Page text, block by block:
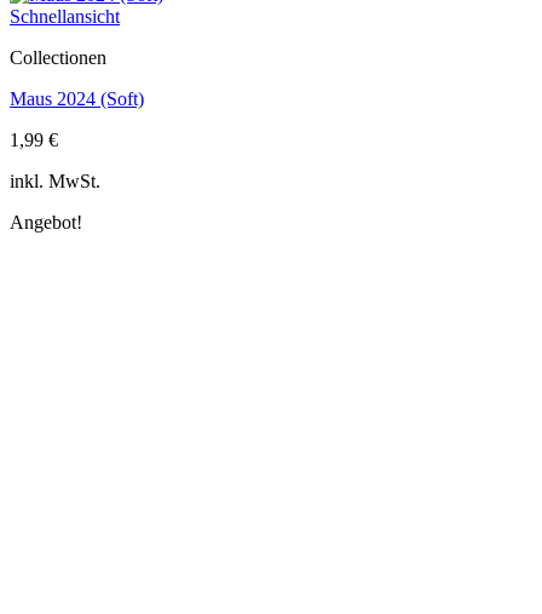
Schnellansicht
Collectionen
Maus 2024 (Soft)
1,99 €
inkl. MwSt.
Angebot!